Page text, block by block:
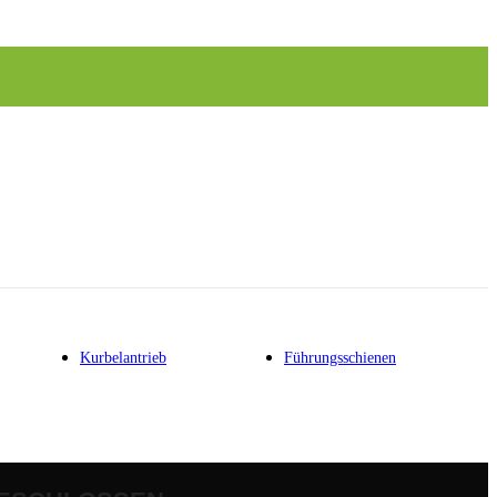
Kurbelantrieb Führungsschienen